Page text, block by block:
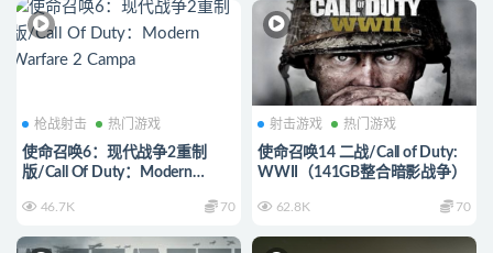
枪战射击 热门游戏
使命召唤6：现代战争2重制
版/Call Of Duty：Modern
46.7K 70
射击游戏 热门游戏
使命召唤14 二战/Call of Duty:
WWII（141GB整合暗影战争）
62.8K 70